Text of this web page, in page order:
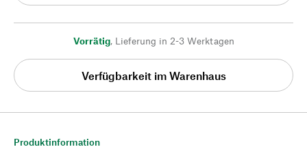
Vorrätig, Lieferung in 2-3 Werktagen
Verfügbarkeit im Warenhaus
Produktinformation